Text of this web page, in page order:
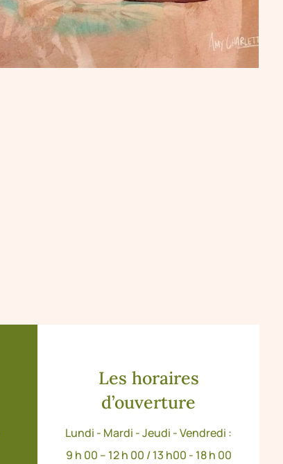
Les horaires
d’ouverture
Lundi - Mardi - Jeudi - Vendredi :
9 h 00 – 12 h 00 / 13 h00 - 18 h 00